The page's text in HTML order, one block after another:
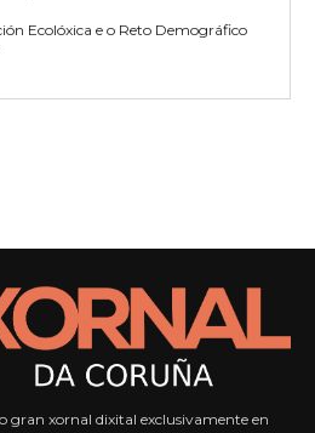
Ecolóxica e o Reto Demográfico
gran xornal dixital exclusivamente en